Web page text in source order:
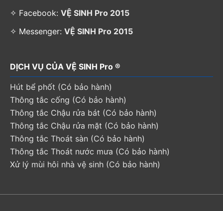
✧ Facebook: VỆ SINH Pro 2015
✧ Messenger: VỆ SINH Pro 2015
DỊCH VỤ CỦA VỆ SINH Pro ®
Hút bể phốt (Có bảo hành)
Thông tắc cống (Có bảo hành)
Thông tắc Chậu rửa bát (Có bảo hành)
Thông tắc Chậu rửa mặt (Có bảo hành)
Thông tắc Thoát sàn (Có bảo hành)
Thông tắc Thoát nước mưa (Có bảo hành)
Xử lý mùi hôi nhà vệ sinh (Có bảo hành)